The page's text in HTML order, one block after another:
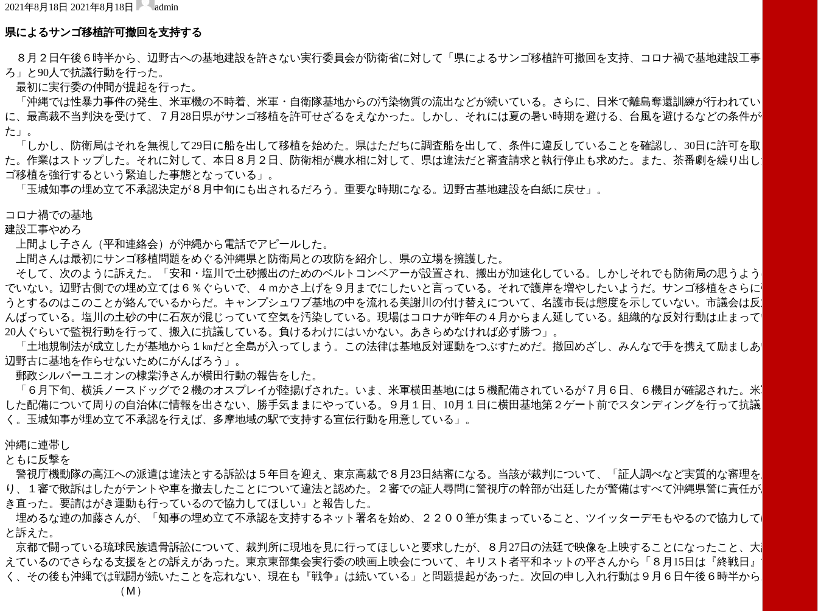
2021年8月18日 終
新
時
:
2021年8月18日 admin
県によるサンゴ移植許可撤回を支持する
８月２日午後６時半から、辺野古への基地建設を許さない実行委員会が防衛省に対して「県によるサンゴ移植許可撤回を支持、コロナ禍で基地建設工事をやめ
ろ」と90人で抗議行動を行った。
最初に実行委の仲間が提起を行った。
「沖縄では性暴力事件の発生、米軍機の不時着、米軍・自衛隊基地からの汚染物質の流出などが続いている。さらに、日米で離島奪還訓練が行われている。さら
に、最高裁不当判決を受けて、７月28日県がサンゴ移植を許可せざるをえなかった。しかし、それには夏の暑い時期を避ける、台風を避けるなどの条件が付けられ
た」。
「しかし、防衛局はそれを無視して29日に船を出して移植を始めた。県はただちに調査船を出して、条件に違反していることを確認し、30日に許可を取り消し
た。作業はストップした。それに対して、本日８月２日、防衛相が農水相に対して、県は違法だと審査請求と執行停止も求めた。また、茶番劇を繰り出した。サン
ゴ移植を強行するという緊迫した事態となっている」。
「玉城知事の埋め立て不承認決定が８月中旬にも出されるだろう。重要な時期になる。辺野古基地建設を白紙に戻せ」。
コロナ禍での基地
建設工事やめろ
上間よし子さん（平和連絡会）が沖縄から電話でアピールした。
上間さんは最初にサンゴ移植問題をめぐる沖縄県と防衛局との攻防を紹介し、県の立場を擁護した。
そして、次のように訴えた。「安和・塩川で土砂搬出のためのベルトコンベアーが設置され、搬出が加速化している。しかしそれでも防衛局の思うようには進ん
でいない。辺野古側での埋め立ては６％ぐらいで、４ｍかさ上げを９月までにしたいと言っている。それで護岸を増やしたいようだ。サンゴ移植をさらに強行しよ
うとするのはこのことが絡んでいるからだ。キャンプシュワブ基地の中を流れる美謝川の付け替えについて、名護市長は態度を示していない。市議会は反対してが
んばっている。塩川の土砂の中に石灰が混じっていて空気を汚染している。現場はコロナが昨年の４月からまん延している。組織的な反対行動は止まっているが、
20人ぐらいで監視行動を行って、搬入に抗議している。負けるわけにはいかない。あきらめなければ必ず勝つ」。
「土地規制法が成立したが基地から１㎞だと全島が入ってしまう。この法律は基地反対運動をつぶすためだ。撤回めざし、みんなで手を携えて励ましあいながら
辺野古に基地を作らせないためにがんばろう」。
郵政シルバーユニオンの棣棠浄さんが横田行動の報告をした。
「６月下旬、横浜ノースドッグで２機のオスプレイが陸揚げされた。いま、米軍横田基地には５機配備されているが７月６日、６機目が確認された。米軍はこう
した配備について周りの自治体に情報を出さない、勝手気ままにやっている。９月１日、10月１日に横田基地第２ゲート前でスタンディングを行って抗議してい
く。玉城知事が埋め立て不承認を行えば、多摩地域の駅で支持する宣伝行動を用意している」。
沖縄に連帯し
ともに反撃を
警視庁機動隊の高江への派遣は違法とする訴訟は５年目を迎え、東京高裁で８月23日結審になる。当該が裁判について、「証人調べなど実質的な審理を勝ち取
り、１審で敗訴はしたがテントや車を撤去したことについて違法と認めた。２審での証人尋問に警視庁の幹部が出廷したが警備はすべて沖縄県警に責任があると開
き直った。要請はがき運動も行っているので協力してほしい」と報告した。
埋めるな連の加藤さんが、「知事の埋め立て不承認を支持するネット署名を始め、２２００筆が集まっていること、ツイッターデモもやるので協力してほしい」
と訴えた。
京都で闘っている琉球民族遺骨訴訟について、裁判所に現地を見に行ってほしいと要求したが、８月27日の法廷で映像を上映することになったこと、大詰めを迎
えているのでさらなる支援をとの訴えがあった。東京東部集会実行委の映画上映会について、キリスト者平和ネットの平さんから「８月15日は『終戦日』ではな
く、その後も沖縄では戦闘が続いたことを忘れない、現在も『戦争』は続いている」と問題提起があった。次回の申し入れ行動は９月６日午後６時半から。
（Ｍ）